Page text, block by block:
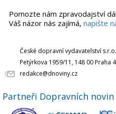
Pomozte nám zpravodajství
Váš názor nás zajímá, napište
České dopravní vydavatelství s.r.o.
Petýrkova 1959/11, 148 00 Praha 4
redakce@dnoviny.cz
Partneři Dopravních novin